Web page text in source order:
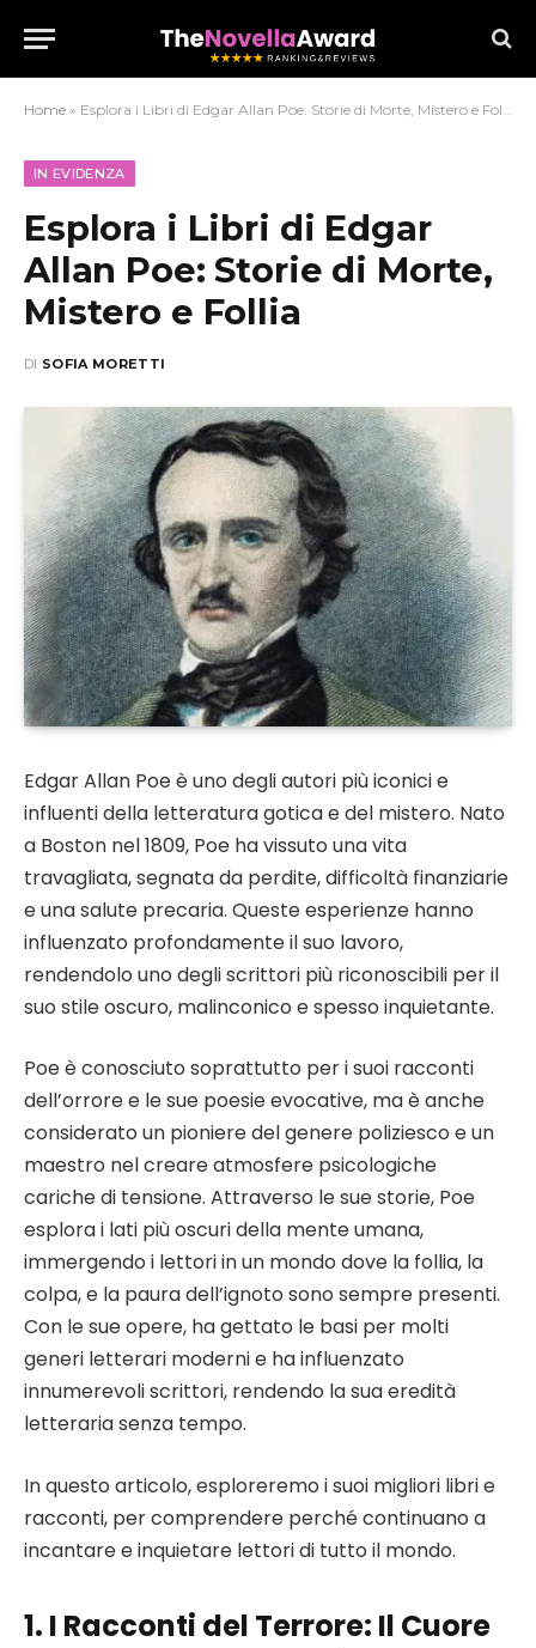
Home » Esplora i Libri di Edgar Allan Poe: Storie di Morte, Mistero e Follia
IN EVIDENZA
Esplora i Libri di Edgar
Allan Poe: Storie di Morte,
Mistero e Follia
DI SOFIA MORETTI
Edgar Allan Poe è uno degli autori più iconici e
influenti della letteratura gotica e del mistero. Nato
a Boston nel 1809, Poe ha vissuto una vita
travagliata, segnata da perdite, difficoltà finanziarie
e una salute precaria. Queste esperienze hanno
influenzato profondamente il suo lavoro,
rendendolo uno degli scrittori più riconoscibili per il
suo stile oscuro, malinconico e spesso inquietante.
Poe è conosciuto soprattutto per i suoi racconti
dell’orrore e le sue poesie evocative, ma è anche
considerato un pioniere del genere poliziesco e un
maestro nel creare atmosfere psicologiche
cariche di tensione. Attraverso le sue storie, Poe
esplora i lati più oscuri della mente umana,
immergendo i lettori in un mondo dove la follia, la
colpa, e la paura dell’ignoto sono sempre presenti.
Con le sue opere, ha gettato le basi per molti
generi letterari moderni e ha influenzato
innumerevoli scrittori, rendendo la sua eredità
letteraria senza tempo.
In questo articolo, esploreremo i suoi migliori libri e
racconti, per comprendere perché continuano a
incantare e inquietare lettori di tutto il mondo.
1. I Racconti del Terrore: Il Cuore